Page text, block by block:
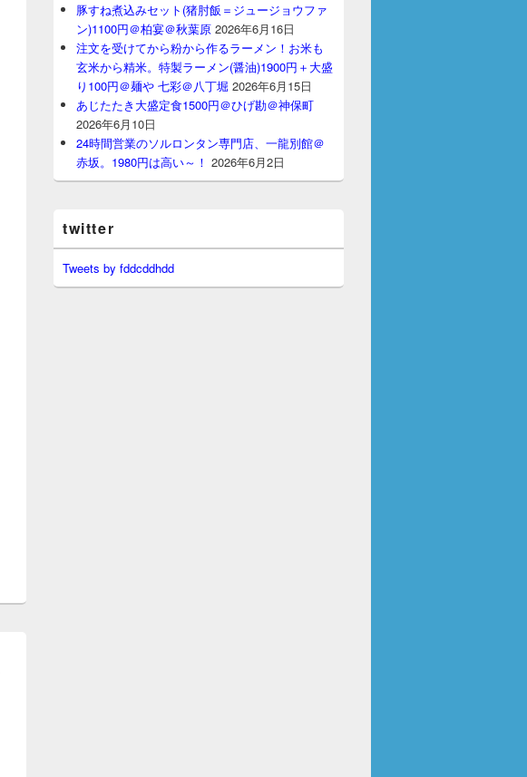
豚すね煮込みセット(猪肘飯＝ジュージョウファ
ン)1100円＠柏宴＠秋葉原 2026年6月16日
注文を受けてから粉から作るラーメン！お米も
玄米から精米。特製ラーメン(醤油)1900円＋大盛
り100円＠麺や 七彩＠八丁堀 2026年6月15日
あじたたき大盛定食1500円＠ひげ勘＠神保町
2026年6月10日
24時間営業のソルロンタン専門店、一龍別館＠
赤坂。1980円は高い～！ 2026年6月2日
twitter
Tweets by fddcddhdd